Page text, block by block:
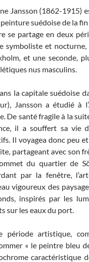
Jansson (1862-1915)
suédoise de la
se partage en deux
symboliste et
et une seconde,
nus masculins.
la capitale suédoise
Jansson a étudié à
De santé fragile à la
il a souffert sa vie
Il voyagea donc peu
partageant avec son
du quartier de
par la fenêtre,
vigoureux des
inspirés par les
sur les eaux du port.
période artistique,
« le peintre bleu
caractéristique